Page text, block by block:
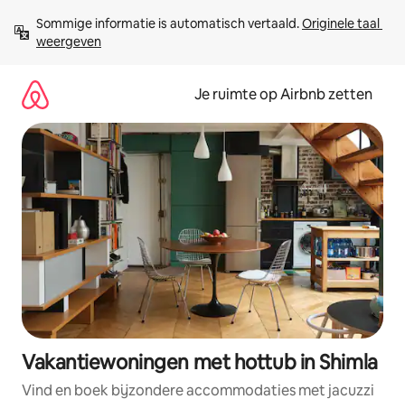
direct
naar
Sommige informatie is automatisch vertaald. Originele taal
weergeven
Je ruimte op Airbnb zetten
Vakantiewoningen met hottub in Shimla
Vind en boek bijzondere accommodaties met jacuzzi